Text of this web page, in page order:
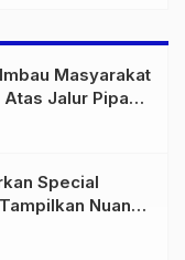
Masyarakat
Jalur Pipa
Bersama
Special
Nuansa
Skena